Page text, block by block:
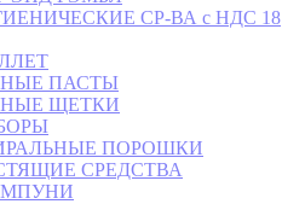
СР-ВА с НДС 18
ПАСТЫ
ЩЕТКИ
ПОРОШКИ
СРЕДСТВА